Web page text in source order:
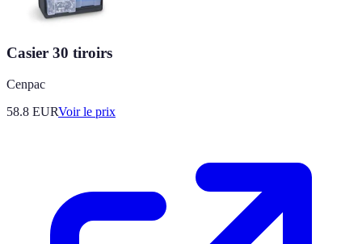
Casier 30 tiroirs
Cenpac
58.8 EURVoir le prix